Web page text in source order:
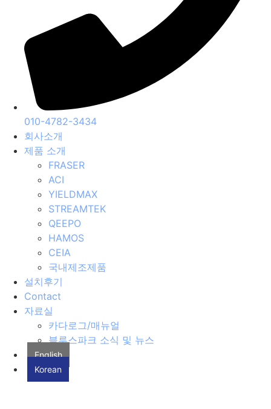
010-4782-3434
회사소개
제품 소개
FRASER
ACI
YIELDMAX
STREAMTEK
QEEPO
HAMOS
CEIA
국내제조제품
설치후기
Contact
자료실
카다로그/매뉴얼
블루스파크 소식 및 뉴스
English
Korean